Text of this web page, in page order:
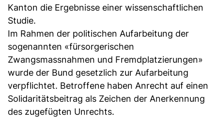
Kanton die Ergebnisse einer wissenschaftlichen
Studie.
Im Rahmen der politischen Aufarbeitung der
sogenannten «fürsorgerischen
Zwangsmassnahmen und Fremdplatzierungen»
wurde der Bund gesetzlich zur Aufarbeitung
verpflichtet. Betroffene haben Anrecht auf einen
Solidaritätsbeitrag als Zeichen der Anerkennung
des zugefügten Unrechts.